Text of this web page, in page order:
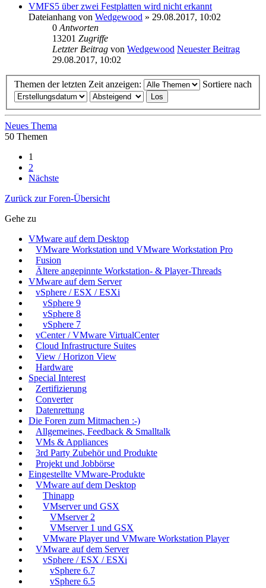
VMFS5 über zwei Festplatten wird nicht erkannt
Dateianhang von Wedgewood » 29.08.2017, 10:02
0 Antworten
13201 Zugriffe
Letzter Beitrag von Wedgewood Neuester Beitrag
29.08.2017, 10:02
Themen der letzten Zeit anzeigen: Sortiere nach
Neues Thema
50 Themen
1
2
Nächste
Zurück zur Foren-Übersicht
Gehe zu
VMware auf dem Desktop
VMware Workstation und VMware Workstation Pro
Fusion
Ältere angepinnte Workstation- & Player-Threads
VMware auf dem Server
vSphere / ESX / ESXi
vSphere 9
vSphere 8
vSphere 7
vCenter / VMware VirtualCenter
Cloud Infrastructure Suites
View / Horizon View
Hardware
Special Interest
Zertifizierung
Converter
Datenrettung
Die Foren zum Mitmachen :-)
Allgemeines, Feedback & Smalltalk
VMs & Appliances
3rd Party Zubehör und Produkte
Projekt und Jobbörse
Eingestellte VMware-Produkte
VMware auf dem Desktop
Thinapp
VMserver und GSX
VMserver 2
VMserver 1 und GSX
VMware Player und VMware Workstation Player
VMware auf dem Server
vSphere / ESX / ESXi
vSphere 6.7
vSphere 6.5